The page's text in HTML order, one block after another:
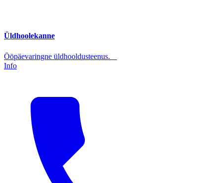
Üldhoolekanne
Ööpäevaringne üldhooldusteenus.
Info